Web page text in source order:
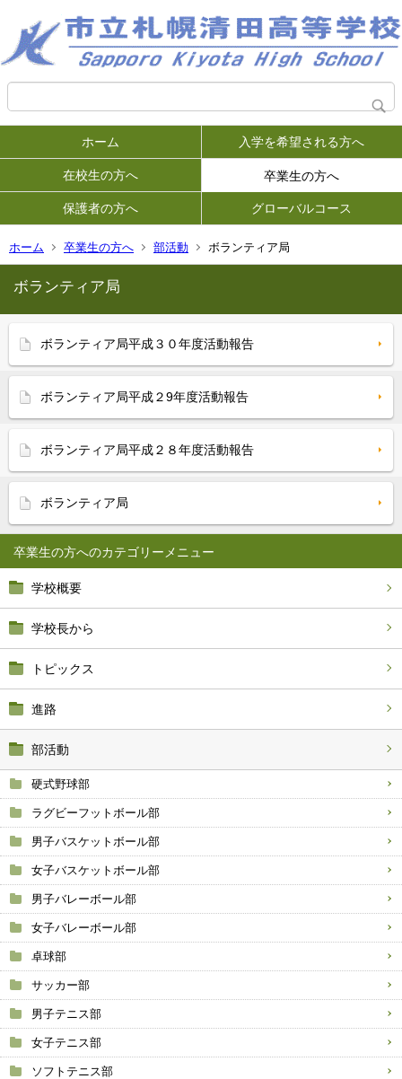
ホーム 入学を希望される方へ
在校生の方へ 卒業生の方へ
保護者の方へ グローバルコース
ホーム 卒業生の方へ 部活動 ボランティア局
卒業生の方へ
学校概要
学校長から
トピックス
進路
部活動
硬式野球部
ラグビーフットボール部
男子バスケットボール部
女子バスケットボール部
男子バレーボール部
女子バレーボール部
卓球部
サッカー部
男子テニス部
女子テニス部
ソフトテニス部
ボランティア局
ボランティア局平成３０年度活動報告
ボランティア局平成２9年度活動報告
ボランティア局平成２８年度活動報告
ボランティア局